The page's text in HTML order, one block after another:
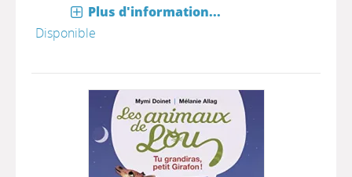
Plus d'information...
Disponible